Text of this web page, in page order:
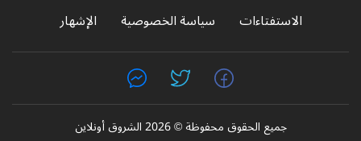
الاستفتاءات
سياسة الخصوصية الإشهار
جميع الحقوق محفوظة © 2026 الشروق أونلاين